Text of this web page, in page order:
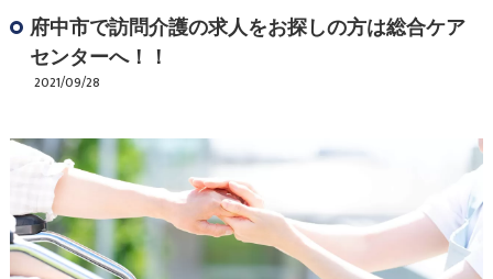
府中市で訪問介護の求人をお探しの方は総合ケア
センターへ！！
2021/09/28